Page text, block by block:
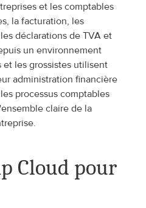
et les comptables
la facturation, les
déclarations de TVA et
un environnement
et les grossistes utilisent
administration financière
processus comptables
claire de la
Cloud pour